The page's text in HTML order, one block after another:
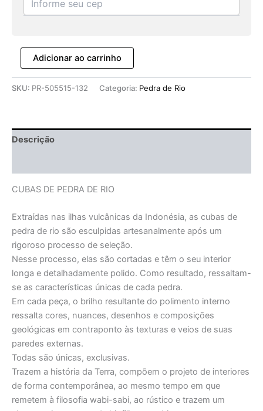
Adicionar ao carrinho
SKU: PR-505515-132 Categoria: Pedra de Rio
Descrição
CUBAS DE PEDRA DE RIO
Extraídas nas ilhas vulcânicas da Indonésia, as cubas de
pedra de rio são esculpidas artesanalmente após um
rigoroso processo de seleção.
Nesse processo, elas são cortadas e têm o seu interior
longa e detalhadamente polido. Como resultado, ressaltam-
se as características únicas de cada pedra.
Em cada peça, o brilho resultante do polimento interno
ressalta cores, nuances, desenhos e composições
geológicas em contraponto às texturas e veios de suas
paredes externas.
Todas são únicas, exclusivas.
Trazem a história da Terra, compõem o projeto de interiores
de forma contemporânea, ao mesmo tempo em que
remetem à filosofia wabi-sabi, ao rústico e trazem um